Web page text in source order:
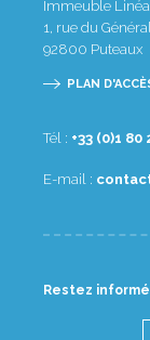
Immeuble
1, rue du
92800 Puteaux
PLAN
Tél : 10 80 12 08
E-mail :
Restez